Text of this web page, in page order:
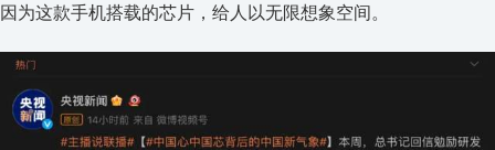
因为这款手机搭载的芯片，给人以无限想象空间。